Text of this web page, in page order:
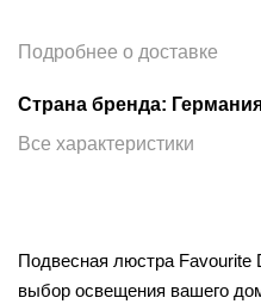
Подробнее о доставке
Страна бренда:
Все характеристики
Подвесная люстра Favourite
выбор освещения вашего